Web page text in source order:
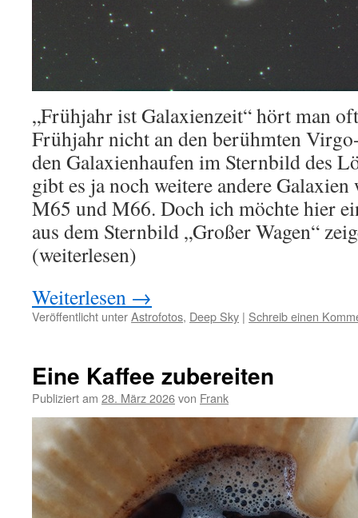
„Frühjahr ist Galaxienzeit“ hört man
Frühjahr nicht an den berühmten
den Galaxienhaufen im Sternbild des
gibt es ja noch weitere andere Galaxien
M65 und M66. Doch ich möchte hier
aus dem Sternbild „Großer Wagen“
(weiterlesen)
Weiterlesen →
Veröffentlicht unterAstrofotos, Deep Sky | Schreib einen
Eine Kaffee zubereiten
Publiziert am 28. März 2026von Frank